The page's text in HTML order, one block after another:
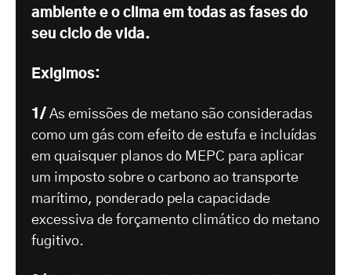
ambiente e o clima em todas as fases do
seu ciclo de vida.
Exigimos:
1/ As emissões de metano são consideradas
como um gás com efeito de estufa e incluídas
em quaisquer planos do MEPC para aplicar
um imposto sobre o carbono ao transporte
marítimo, ponderado pela capacidade
excessiva de forçamento climático do metano
fugitivo.